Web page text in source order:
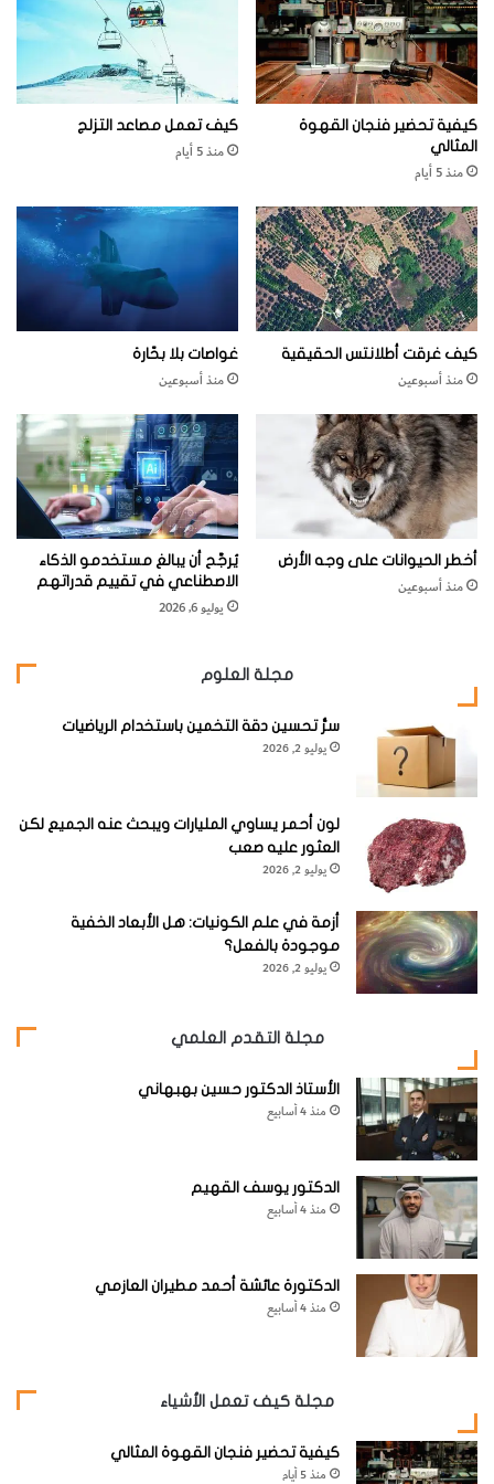
ت
غ
ي
ر
ا
ل
م
ن
ا
خ
آ
ف
ا
ق
ق
ا
ت
م
ة
ت
ن
ر
ا
ل
ي
ة
كيفية تحضير فنجان القهوة
المثالي
منذ 5 أيام
كيف تعمل مصاعد التزلج
منذ 5 أيام
كيف غرقت أطلانتس الحقيقية
منذ أسبوعين
غواصات بلا بحّارة
منذ أسبوعين
أخطر الحيوانات على وجه الأرض
منذ أسبوعين
يُرجَّح أن يبالغ مستخدمو الذكاء
الاصطناعي في تقييم قدراتهم
يوليو 6, 2026
مجلة العلوم
سرُّ تحسين دقة التخمين باستخدام الرياضيات
يوليو 2, 2026
لون أحمر يساوي المليارات ويبحث عنه الجميع لكن
العثور عليه صعب
يوليو 2, 2026
أزمة في علم الكونيات: هل الأبعاد الخفية
موجودة بالفعل؟
يوليو 2, 2026
مجلة التقدم العلمي
الأستاذ الدكتور حسين بهبهاني
منذ 4 أسابيع
الدكتور يوسف القهيم
منذ 4 أسابيع
الدكتورة عائشة أحمد مطيران العازمي
منذ 4 أسابيع
مجلة كيف تعمل الأشياء
كيفية تحضير فنجان القهوة المثالي
منذ 5 أيام